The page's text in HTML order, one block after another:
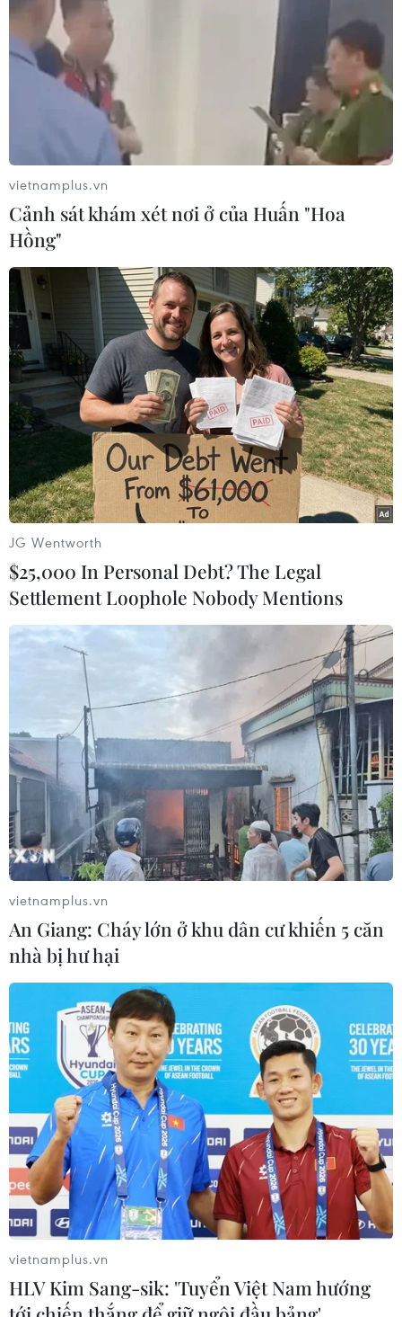
Hàn Quốc: Cần chuẩn bị kỹ cho hội nghị
thượng đỉnh liên Triều
25/04/2019 13:13
Chánh Văn phòng Nhà Xanh Noh Young-min cho biết:
"Điều quan trọng nhất hiện nay là chuẩn bị cho hội nghị
thượng đỉnh liên Triều lần thứ tư mà không gặp trở ngại
nào."
'Các biện pháp trừng phạt không ảnh
hưởng đến kinh tế Triều Tiên'
26/04/2019 06:31
Bộ trưởng Các vấn đề Kinh tế đối ngoại của Triều Tiên
Kim Yong-jae ngày 26/4 cho biết các biện pháp trừng
phạt của quốc tế không phải là mối quan ngại với nước
Giới chuyên gia nhận định về triển vọng
cải thiện quan hệ liên Triều
26/04/2019 07:38
Giới chuyên gia nhận định quan hệ liên Triều đã cải
thiện đáng kể từ sau hội nghị thượng đỉnh lần đầu tiên
giữa Tổng thống Moon Jea-in và nhà lãnh đạo Kim
Jong-un.
vietnamplus.vn
Cảnh sát khám xét nơi ở của Huấn "Hoa
Hồng"
JG Wentworth
$25,000 In Personal Debt? The Legal
Settlement Loophole Nobody Mentions
vietnamplus.vn
An Giang: Cháy lớn ở khu dân cư khiến 5 căn
nhà bị hư hại
vietnamplus.vn
HLV Kim Sang-sik: 'Tuyển Việt Nam hướng